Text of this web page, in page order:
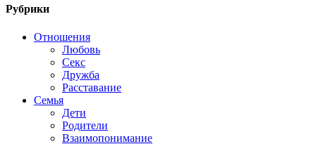
Рубрики
Отношения
Любовь
Секс
Дружба
Расставание
Семья
Дети
Родители
Взаимопонимание